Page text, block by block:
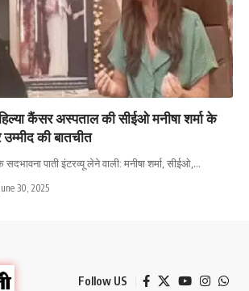
कैंसर अस्पताल की सीईओ मनीषा शर्मा के
की बातचीत
पाती इंटरव्यू लेने वाली: मनीषा शर्मा, सीईओ,…
30, 2025
Follow US